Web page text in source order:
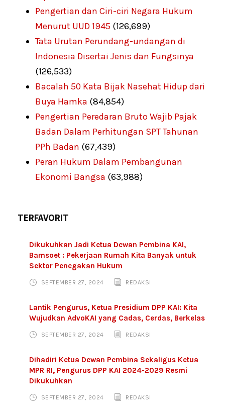
Pengertian dan Ciri-ciri Negara Hukum
Menurut UUD 1945 (126,699)
Tata Urutan Perundang-undangan di
Indonesia Disertai Jenis dan Fungsinya
(126,533)
Bacalah 50 Kata Bijak Nasehat Hidup dari
Buya Hamka (84,854)
Pengertian Peredaran Bruto Wajib Pajak
Badan Dalam Perhitungan SPT Tahunan
PPh Badan (67,439)
Peran Hukum Dalam Pembangunan
Ekonomi Bangsa (63,988)
TERFAVORIT
Dikukuhkan Jadi Ketua Dewan Pembina KAI,
Bamsoet : Pekerjaan Rumah Kita Banyak untuk
Sektor Penegakan Hukum
SEPTEMBER 27, 2024 REDAKSI
Lantik Pengurus, Ketua Presidium DPP KAI: Kita
Wujudkan AdvoKAI yang Cadas, Cerdas, Berkelas
SEPTEMBER 27, 2024 REDAKSI
Dihadiri Ketua Dewan Pembina Sekaligus Ketua
MPR RI, Pengurus DPP KAI 2024-2029 Resmi
Dikukuhkan
SEPTEMBER 27, 2024 REDAKSI